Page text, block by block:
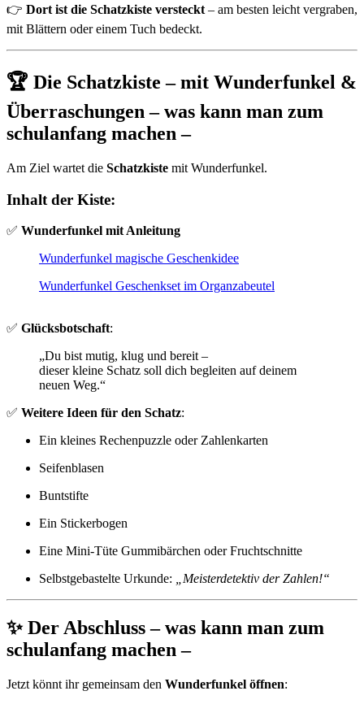
👉 Dort ist die Schatzkiste versteckt – am besten leicht vergraben,
mit Blättern oder einem Tuch bedeckt.
🏆 Die Schatzkiste – mit Wunderfunkel &
Überraschungen – was kann man zum
schulanfang machen –
Am Ziel wartet die Schatzkiste mit Wunderfunkel.
Inhalt der Kiste:
✅ Wunderfunkel mit Anleitung
Wunderfunkel magische Geschenkidee
Wunderfunkel Geschenkset im Organzabeutel
✅ Glücksbotschaft:
„Du bist mutig, klug und bereit –
dieser kleine Schatz soll dich begleiten auf deinem
neuen Weg.“
✅ Weitere Ideen für den Schatz:
Ein kleines Rechenpuzzle oder Zahlenkarten
Seifenblasen
Buntstifte
Ein Stickerbogen
Eine Mini-Tüte Gummibärchen oder Fruchtschnitte
Selbstgebastelte Urkunde:
„Meisterdetektiv der Zahlen!“
✨ Der Abschluss – was kann man zum
schulanfang machen –
Jetzt könnt ihr gemeinsam den Wunderfunkel öffnen: